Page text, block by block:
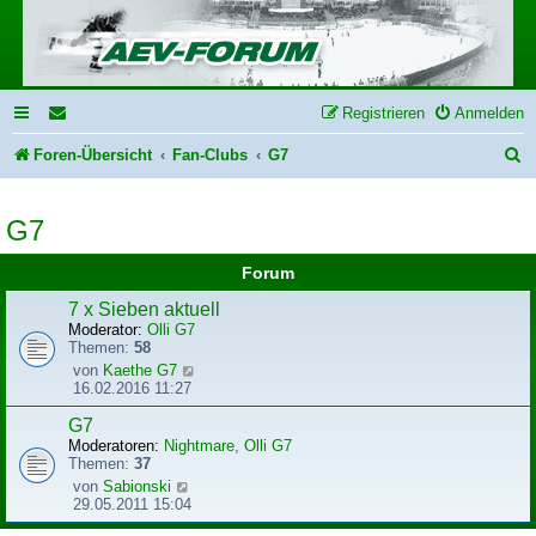
Anmelden
Registrieren
Foren-Übersicht Fan-Clubs G7
h
e
G7
Forum
7 x Sieben aktuell
Moderator: Olli G7
Themen: 58
von Kaethe G7
u
s
e
16.02.2016 11:27
G7
Moderatoren: Nightmare Olli G7
Themen: 37
von Sabionski
e
u
29.05.2011 15:04